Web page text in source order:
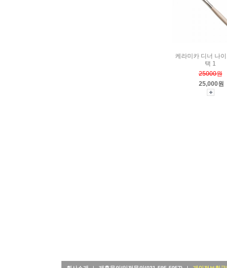
케라미카 디너 나
택 1
25000원
25,000원